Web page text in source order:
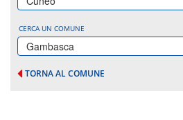
CERCA UN COMUNE
Gambasca
TORNA AL COMUNE